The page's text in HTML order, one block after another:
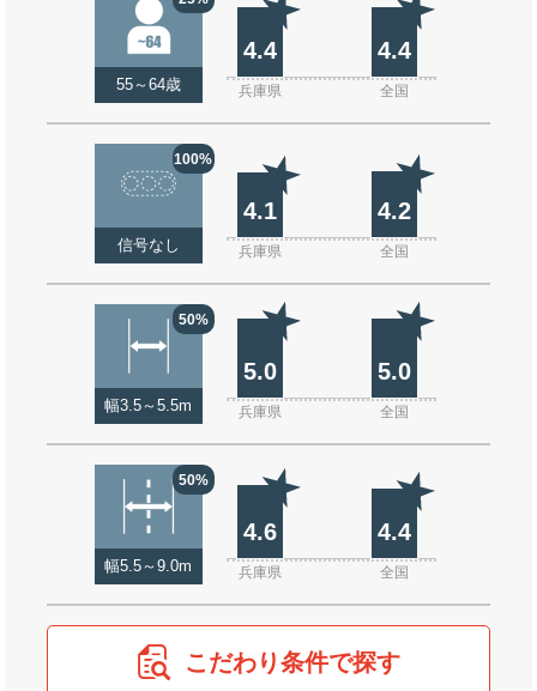
55～64歳
4.4 4.4
兵庫県 全国
100%
信号なし
4.1 4.2
兵庫県 全国
50%
幅3.5～5.5m
5.0 5.0
兵庫県 全国
50%
幅5.5～9.0m
4.6 4.4
兵庫県 全国
こだわり条件で探す